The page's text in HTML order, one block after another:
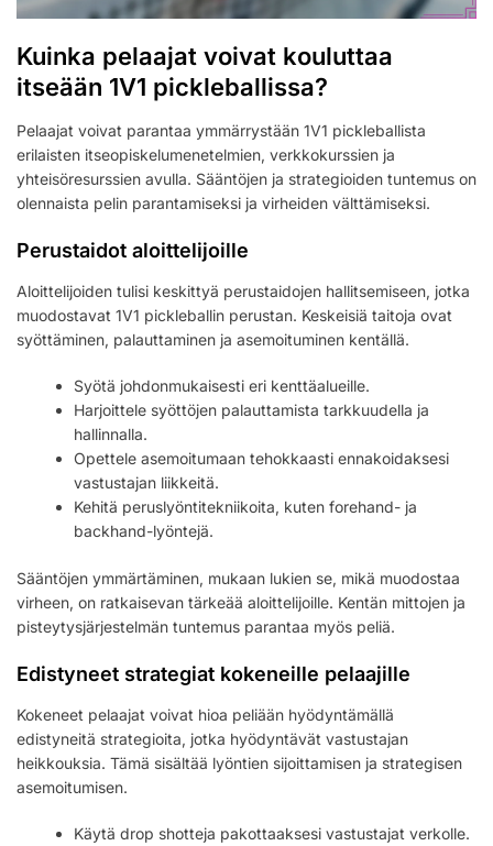
Kuinka pelaajat voivat kouluttaa
itseään 1V1 pickleballissa?
Pelaajat voivat parantaa ymmärrystään 1V1 pickleballista
erilaisten itseopiskelumenetelmien, verkkokurssien ja
yhteisöresurssien avulla. Sääntöjen ja strategioiden tuntemus on
olennaista pelin parantamiseksi ja virheiden välttämiseksi.
Perustaidot aloittelijoille
Aloittelijoiden tulisi keskittyä perustaidojen hallitsemiseen, jotka
muodostavat 1V1 pickleballin perustan. Keskeisiä taitoja ovat
syöttäminen, palauttaminen ja asemoituminen kentällä.
Syötä johdonmukaisesti eri kenttäalueille.
Harjoittele syöttöjen palauttamista tarkkuudella ja
hallinnalla.
Opettele asemoitumaan tehokkaasti ennakoidaksesi
vastustajan liikkeitä.
Kehitä peruslyöntitekniikoita, kuten forehand- ja
backhand-lyöntejä.
Sääntöjen ymmärtäminen, mukaan lukien se, mikä muodostaa
virheen, on ratkaisevan tärkeää aloittelijoille. Kentän mittojen ja
pisteytysjärjestelmän tuntemus parantaa myös peliä.
Edistyneet strategiat kokeneille pelaajille
Kokeneet pelaajat voivat hioa peliään hyödyntämällä
edistyneitä strategioita, jotka hyödyntävät vastustajan
heikkouksia. Tämä sisältää lyöntien sijoittamisen ja strategisen
asemoitumisen.
Käytä drop shotteja pakottaaksesi vastustajat verkolle.